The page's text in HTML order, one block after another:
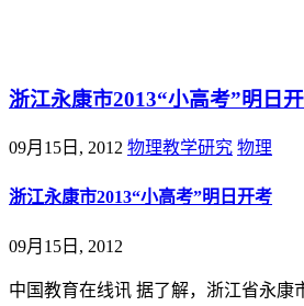
浙江永康市2013“小高考”明日
09月15日, 2012 物理教学研究 物理
浙江永康市2013“小高考”明日开考
09月15日, 2012
中国教育在线讯 据了解，浙江省永康